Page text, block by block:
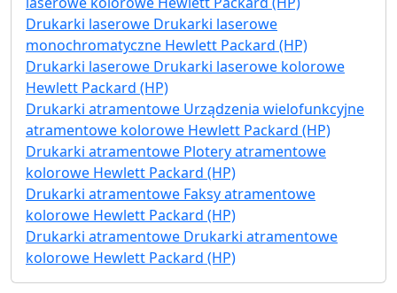
Drukarki laserowe Drukarki laserowe
monochromatyczne Hewlett Packard (HP)
Drukarki laserowe Drukarki laserowe kolorowe
Hewlett Packard (HP)
Drukarki atramentowe Urządzenia wielofunkcyjne
atramentowe kolorowe Hewlett Packard (HP)
Drukarki atramentowe Plotery atramentowe
kolorowe Hewlett Packard (HP)
Drukarki atramentowe Faksy atramentowe
kolorowe Hewlett Packard (HP)
Drukarki atramentowe Drukarki atramentowe
kolorowe Hewlett Packard (HP)